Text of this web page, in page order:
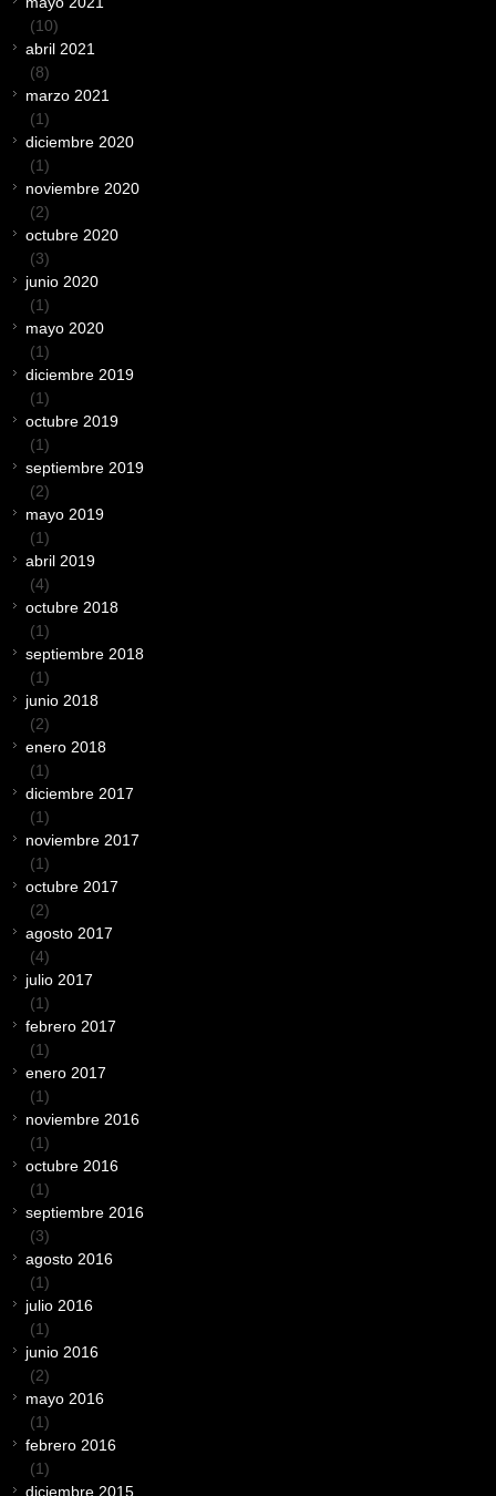
(10)
abril 2021
(8)
marzo 2021
(1)
diciembre 2020
(1)
noviembre 2020
(2)
octubre 2020
(3)
junio 2020
(1)
mayo 2020
(1)
diciembre 2019
(1)
octubre 2019
(1)
septiembre 2019
(2)
mayo 2019
(1)
abril 2019
(4)
octubre 2018
(1)
septiembre 2018
(1)
junio 2018
(2)
enero 2018
(1)
diciembre 2017
(1)
noviembre 2017
(1)
octubre 2017
(2)
agosto 2017
(4)
julio 2017
(1)
febrero 2017
(1)
enero 2017
(1)
noviembre 2016
(1)
octubre 2016
(1)
septiembre 2016
(3)
agosto 2016
(1)
julio 2016
(1)
junio 2016
(2)
mayo 2016
(1)
febrero 2016
(1)
diciembre 2015